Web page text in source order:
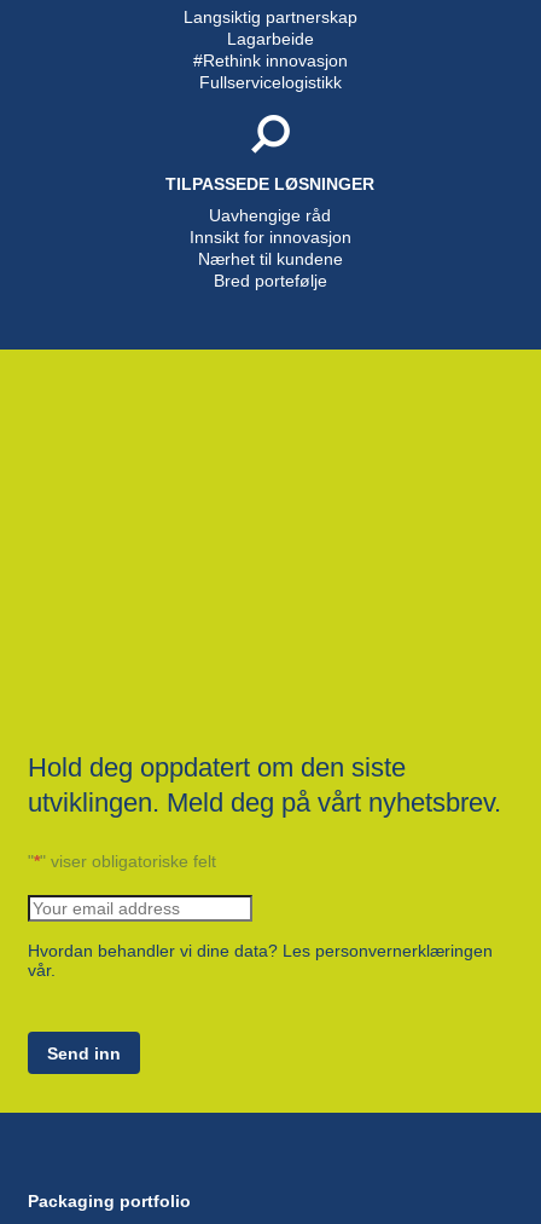
Langsiktig partnerskap
Lagarbeide
#Rethink innovasjon
Fullservicelogistikk
TILPASSEDE LØSNINGER
Uavhengige råd
Innsikt for innovasjon
Nærhet til kundene
Bred portefølje
Hold deg oppdatert om den siste
utviklingen. Meld deg på vårt nyhetsbrev.
"*" viser obligatoriske felt
Hvordan behandler vi dine data? Les personvernerklæringen
vår.
Send inn
Packaging portfolio